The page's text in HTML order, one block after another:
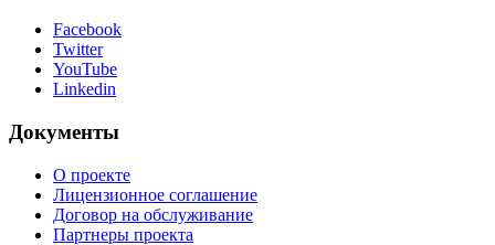
Facebook
Twitter
YouTube
Linkedin
Документы
О проекте
Лицензионное соглашение
Договор на обслуживание
Партнеры проекта